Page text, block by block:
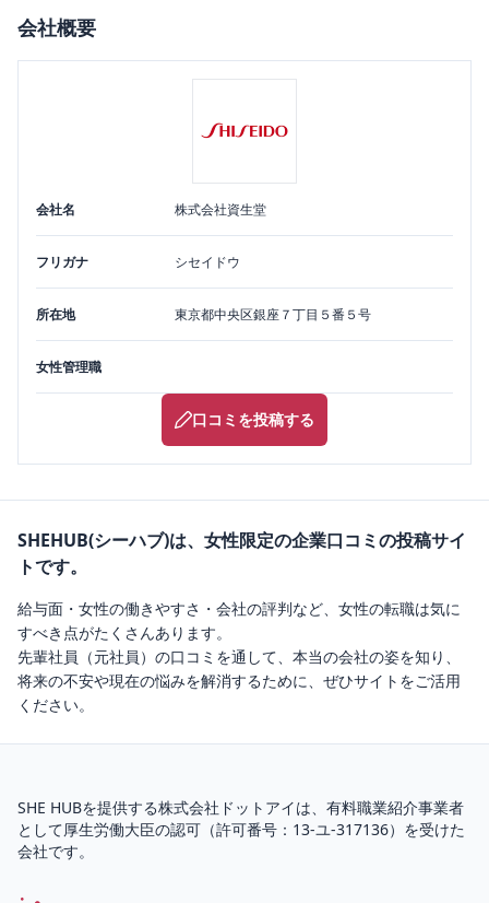
会社概要
会社名 株式会社資生堂
フリガナ シセイドウ
所在地 東京都中央区銀座７丁目５番５号
女性管理職
口コミを投稿する
SHEHUB(シーハブ)は、女性限定の企業口コミの投稿サイ
トです。
給与面・女性の働きやすさ・会社の評判など、女性の転職は気に
すべき点がたくさんあります。
先輩社員（元社員）の口コミを通して、本当の会社の姿を知り、
将来の不安や現在の悩みを解消するために、ぜひサイトをご活用
ください。
SHE HUBを提供する株式会社ドットアイは、 有料職業紹介事業者
として厚生労働大臣の認可（許可番号：13-ユ-317136）を受けた
会社です。